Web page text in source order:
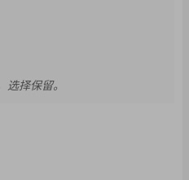
择保留。